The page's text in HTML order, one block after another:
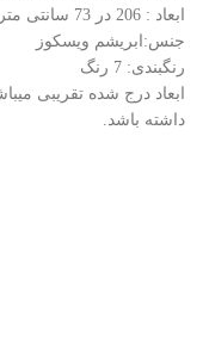
ابعاد : 206 در 73 سانتی متر
جنس:ابریشم ویسکوز
رنگبندی: 7 رنگ
داشته باشد.